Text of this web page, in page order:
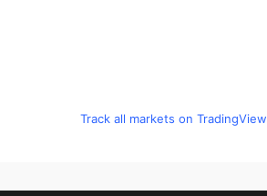
Track all markets on TradingView